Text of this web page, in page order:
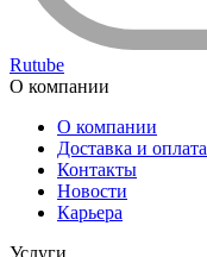
Rutube
О компании
О компании
Доставка и оплата
Контакты
Новости
Карьера
Услуги